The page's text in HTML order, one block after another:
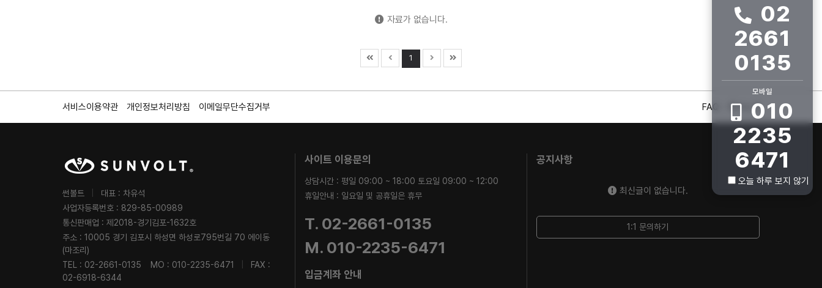
자료가 없습니다.
1
서비스이용약관 개인정보처리방침 이메일무단수집거부 FAQ 회사소개
썬볼트
대표 : 차유석
사업자등록번호 : 829-85-00989
통신판매업 : 제2018-경기김포-1632호
주소 : 10005 경기 김포시 하성면 하성로795번길 70 에이동
(마조리)
TEL : 02-2661-0135
MO : 010-2235-6471
FAX :
02-6918-6344
사이트 이용문의
상담시간 : 평일 09:00 ~ 18:00 토요일 09:00 ~ 12:00
휴일안내 : 일요일 및 공휴일은 휴무
T. 02-2661-0135
M. 010-2235-6471
입금계좌 안내
공지사항
최신글이 없습니다.
1:1 문의하기
02
2661
0135
모바일
010
2235
6471
오늘 하루 보지 않기